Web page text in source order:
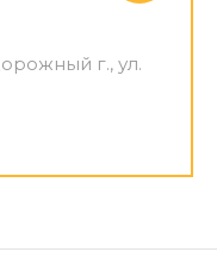
г., ул.